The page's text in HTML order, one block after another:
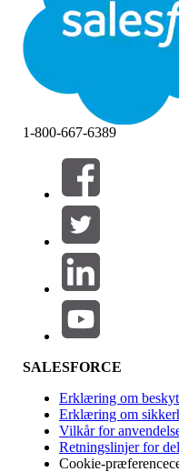
Filtre (0)
VÆLG FILTRE
Produktområde
Funktionspåvirkning
1-800-667-6389
SALESFORCE
Erklæring om
Erklæring om
Vilkår for
Retningslinjer for
Cookie-